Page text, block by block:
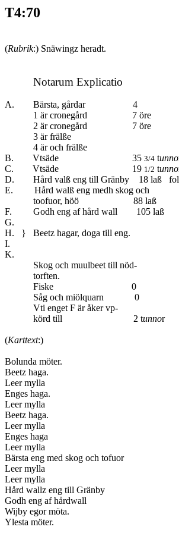
T4:70
(Rubrik:) Snäwingz heradt.
Notarum Explicatio
A. Bärsta, gårdar
4
1 är cronegård 7 öre
2 är cronegård 7 öre
3 är frälße
4 är och frälße
B. Vtsäde 35 3/4 tunno
C. Vtsäde 19 1/2 tunno
D. Hård valß eng till Gränby 18 laß fol
E. Hård walß eng medh skog och
toofuor, höö 88
F. Godh eng af hård wall 105 laß
G.
H. } Beetz hagar, doga till eng.
I.
K.
Skog och muulbeet till nöd-
torften.
Fiske 0
Såg och miölquarn 0
Vti enget F är åker vp-
körd till 2 tunnor
(Karttext:)
Bolunda möter.
Beetz haga.
Leer mylla
Enges haga.
Leer mylla
Beetz haga.
Leer mylla
Enges haga
Leer mylla
Bärsta eng med skog och tofuor
Leer mylla
Leer mylla
Hård wallz eng till Gränby
Godh eng af hårdwall
Wijby egor möta.
Ylesta möter.